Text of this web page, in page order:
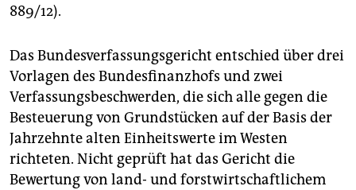
889/12).
Das Bundesverfassungsgericht entschied über drei
Vorlagen des Bundesfinanzhofs und zwei
Verfassungsbeschwerden, die sich alle gegen die
Besteuerung von Grundstücken auf der Basis der
Jahrzehnte alten Einheitswerte im Westen
richteten. Nicht geprüft hat das Gericht die
Bewertung von land- und forstwirtschaftlichem